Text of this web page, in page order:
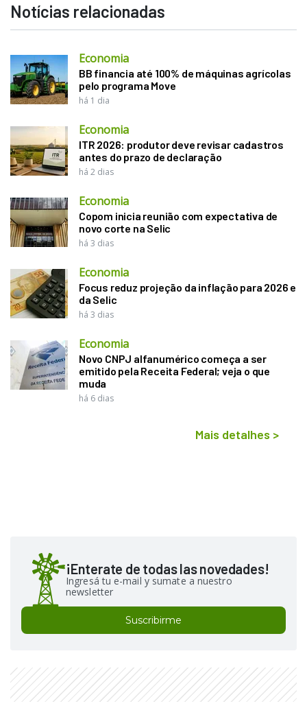
Notícias relacionadas
Economia
BB financia até 100% de máquinas agrícolas
pelo programa Move
há 1 dia
Economia
ITR 2026: produtor deve revisar cadastros
antes do prazo de declaração
há 2 dias
Economia
Copom inicia reunião com expectativa de
novo corte na Selic
há 3 dias
Economia
Focus reduz projeção da inflação para 2026 e
da Selic
há 3 dias
Economia
Novo CNPJ alfanumérico começa a ser
emitido pela Receita Federal; veja o que
muda
há 6 dias
Mais detalhes >
¡Enterate de todas las novedades!
Ingresá tu e-mail y sumate a nuestro
newsletter
Suscribirme